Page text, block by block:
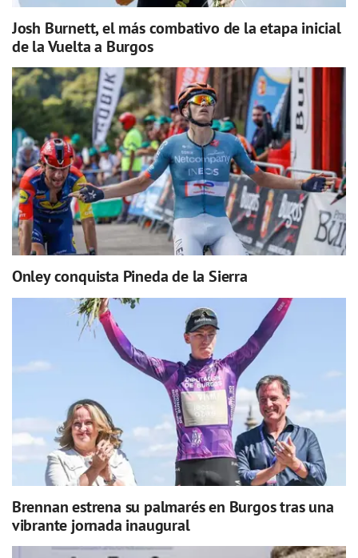
Josh Burnett, el más combativo de la etapa inicial
de la Vuelta a Burgos
Onley conquista Pineda de la Sierra
Brennan estrena su palmarés en Burgos tras una
vibrante jornada inaugural